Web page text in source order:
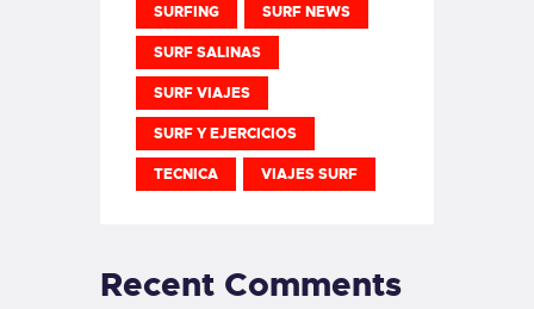
SURFING SURF NEWS
SURF SALINAS
SURF VIAJES
SURF Y EJERCICIOS
TECNICA VIAJES SURF
Recent Comments